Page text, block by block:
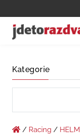
Kategorie
/ Racing /